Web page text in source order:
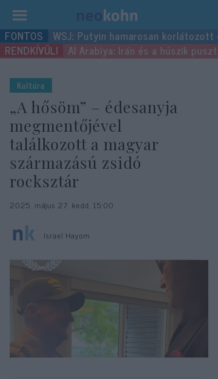
Kilépés
a
tartalomba
WSJ: Putyin hamarosan
Al Arabiya: Irán és a húszik
Kultúra
„A hősöm” – édesanyja
megmentőjével
találkozott a magyar
származású zsidó
rocksztár
2025. május 27. kedd, 15:00
Israel Hayom